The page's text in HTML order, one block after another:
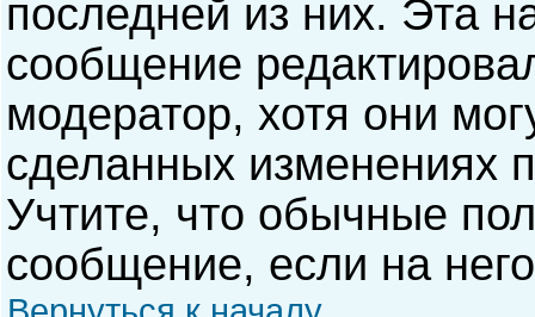
последней из них. Эта
сообщение
модератор, хотя они
сделанных изменениях
Учтите, что обычные
сообщение, если на